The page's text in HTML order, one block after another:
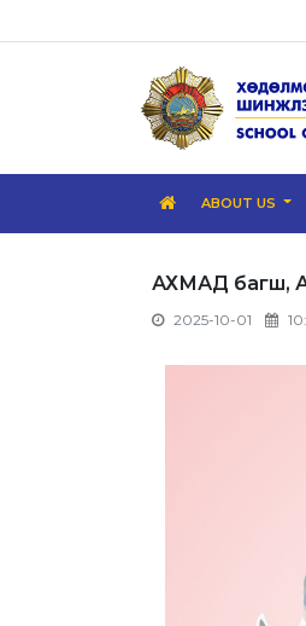
ABOUT US
АХМАД багш,
2025-10-01